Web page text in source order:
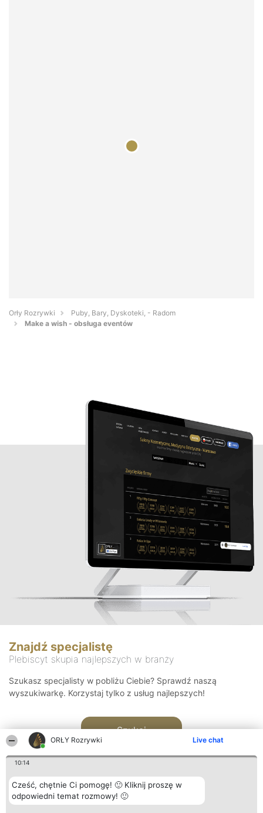
ORŁY Rozrywki Live chat
10:14
Cześć, chętnie Ci pomogę! 🙂 Kliknij proszę w
odpowiedni temat rozmowy! 🙂
Orły Rozrywki
Puby, Bary, Dyskoteki, - Radom
Make a wish - obsługa eventów
Znajdź specjalistę
Plebiscyt skupia najlepszych w branży
Szukasz specjalisty w pobliżu Ciebie? Sprawdź naszą
wyszukiwarkę. Korzystaj tylko z usług najlepszych!
Szukaj